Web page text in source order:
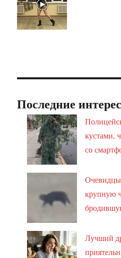
Последние
кустами,
со
крупную
Лучший